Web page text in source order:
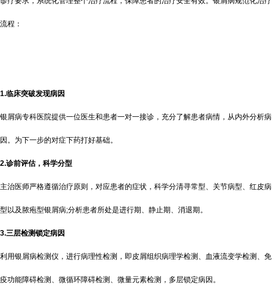
流程：
1.临床突破发现病因
银屑病专科医院提供一位医生和患者一对一接诊，充分了解患者病情，从内外分析病
因。为下一步的对症下药打好基础。
2.诊前评估，科学分型
主治医师严格遵循治疗原则，对应患者的症状，科学分清寻常型、关节病型、红皮病
型以及脓疱型银屑病;分析患者所处是进行期、静止期、消退期。
3.三层检测锁定病因
利用银屑病检测仪，进行病理性检测，即皮屑组织病理学检测、血液流变学检测、免
疫功能障碍检测、微循环障碍检测、微量元素检测，多层锁定病因。